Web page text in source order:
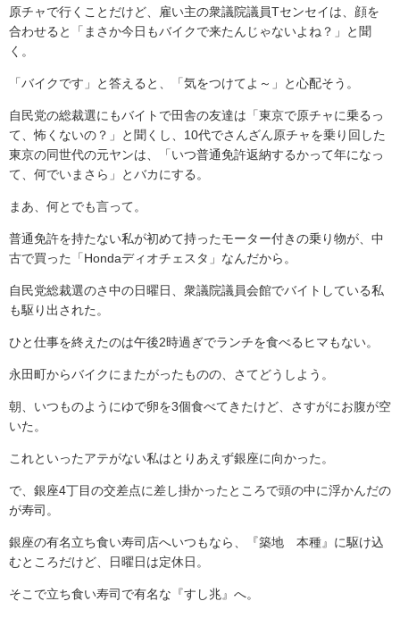
原チャで行くことだけど、雇い主の衆議院議員Tセンセイは、顔を
合わせると「まさか今日もバイクで来たんじゃないよね？」と聞
く。
「バイクです」と答えると、「気をつけてよ～」と心配そう。
自民党の総裁選にもバイトで田舎の友達は「東京で原チャに乗るっ
て、怖くないの？」と聞くし、10代でさんざん原チャを乗り回した
東京の同世代の元ヤンは、「いつ普通免許返納するかって年になっ
て、何でいまさら」とバカにする。
まあ、何とでも言って。
普通免許を持たない私が初めて持ったモーター付きの乗り物が、中
古で買った「Hondaディオチェスタ」なんだから。
自民党総裁選のさ中の日曜日、衆議院議員会館でバイトしている私
も駆り出された。
ひと仕事を終えたのは午後2時過ぎでランチを食べるヒマもない。
永田町からバイクにまたがったものの、さてどうしよう。
朝、いつものようにゆで卵を3個食べてきたけど、さすがにお腹が空
いた。
これといったアテがない私はとりあえず銀座に向かった。
で、銀座4丁目の交差点に差し掛かったところで頭の中に浮かんだの
が寿司。
銀座の有名立ち食い寿司店へいつもなら、『築地 本種』に駆け込
むところだけど、日曜日は定休日。
そこで立ち食い寿司で有名な『すし兆』へ。